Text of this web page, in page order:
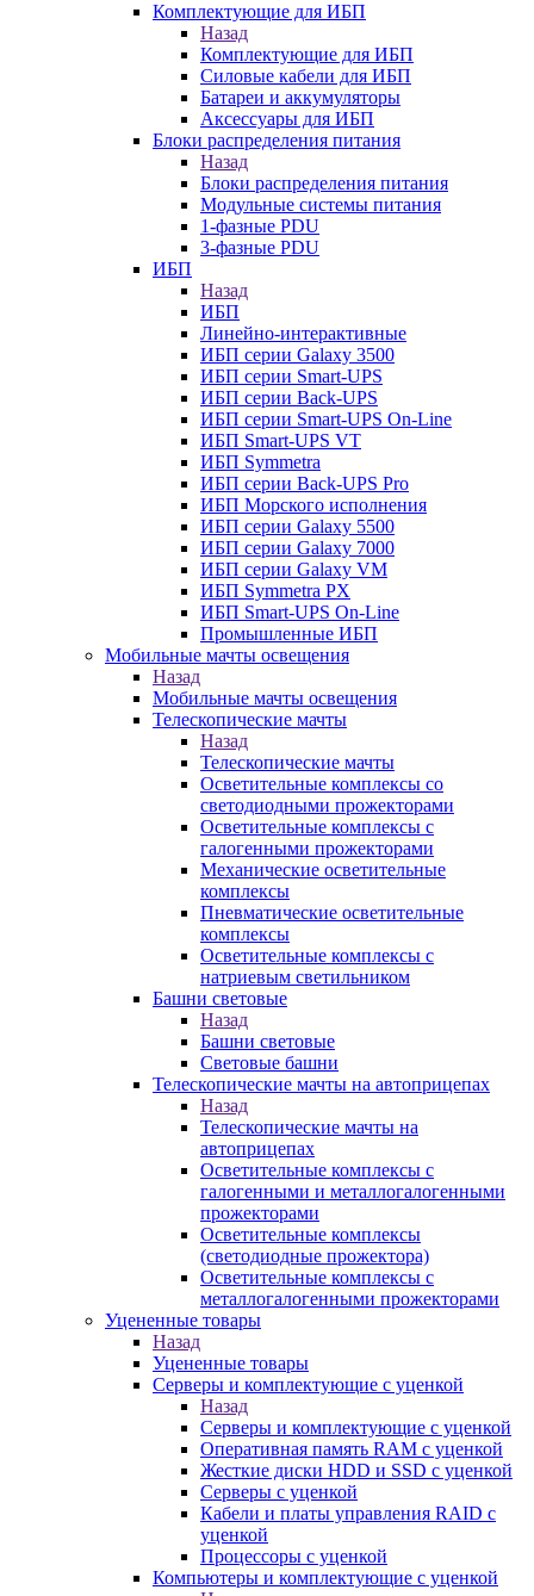
Комплектующие для ИБП
Назад
Комплектующие для ИБП
Силовые кабели для ИБП
Батареи и аккумуляторы
Аксессуары для ИБП
Блоки распределения питания
Назад
Блоки распределения питания
Модульные системы питания
1-фазные PDU
3-фазные PDU
ИБП
Назад
ИБП
Линейно-интерактивные
ИБП серии Galaxy 3500
ИБП серии Smart-UPS
ИБП серии Back-UPS
ИБП серии Smart-UPS On-Line
ИБП Smart-UPS VT
ИБП Symmetra
ИБП серии Back-UPS Pro
ИБП Морского исполнения
ИБП серии Galaxy 5500
ИБП серии Galaxy 7000
ИБП серии Galaxy VM
ИБП Symmetra PX
ИБП Smart-UPS On-Line
Промышленные ИБП
Мобильные мачты освещения
Назад
Мобильные мачты освещения
Телескопические мачты
Назад
Телескопические мачты
Осветительные комплексы со
светодиодными прожекторами
Осветительные комплексы с
галогенными прожекторами
Механические осветительные
комплексы
Пневматические осветительные
комплексы
Осветительные комплексы с
натриевым светильником
Башни световые
Назад
Башни световые
Световые башни
Телескопические мачты на автоприцепах
Назад
Телескопические мачты на
автоприцепах
Осветительные комплексы с
галогенными и металлогалогенными
прожекторами
Осветительные комплексы
(светодиодные прожектора)
Осветительные комплексы с
металлогалогенными прожекторами
Уцененные товары
Назад
Уцененные товары
Серверы и комплектующие с уценкой
Назад
Серверы и комплектующие с уценкой
Оперативная память RAM с уценкой
Жесткие диски HDD и SSD с уценкой
Серверы с уценкой
Кабели и платы управления RAID с
уценкой
Процессоры с уценкой
Компьютеры и комплектующие с уценкой